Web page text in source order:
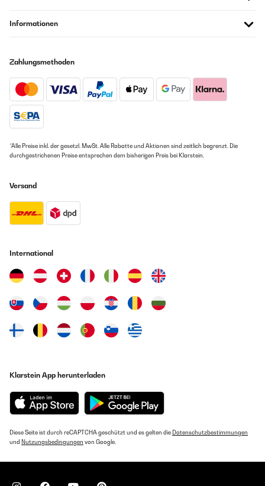
Informationen
Zahlungsmethoden
*Alle Preise inkl. der gesetzl. MwSt. Alle Rabatte und Aktionen sind zeitlich begrenzt. Die
durchgestrichenen Preise entsprechen dem bisherigen Preis bei Klarstein.
Versand
International
Klarstein App herunterladen
Diese Seite ist durch reCAPTCHA geschützt und es gelten die Datenschutzbestimmungen
und Nutzungsbedingungen von Google.